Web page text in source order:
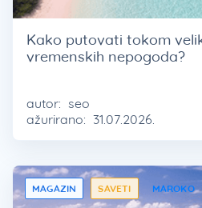
Kako putovati tokom
vremenskih nepogoda?
autor: seo
ažurirano: 31.07.2026.
MAGAZIN SAVETI MAROKO